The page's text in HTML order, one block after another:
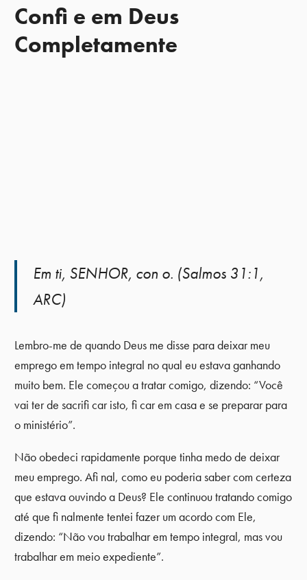
Confi e em Deus
Completamente
Em ti, SENHOR, con o. (Salmos 31:1,
ARC)
Lembro-me de quando Deus me disse para deixar meu
emprego em tempo integral no qual eu estava ganhando
muito bem. Ele começou a tratar comigo, dizendo: “Você
vai ter de sacrifi car isto, fi car em casa e se preparar para
o ministério”.
Não obedeci rapidamente porque tinha medo de deixar
meu emprego. Afi nal, como eu poderia saber com certeza
que estava ouvindo a Deus? Ele continuou tratando comigo
até que fi nalmente tentei fazer um acordo com Ele,
dizendo: “Não vou trabalhar em tempo integral, mas vou
trabalhar em meio expediente”.